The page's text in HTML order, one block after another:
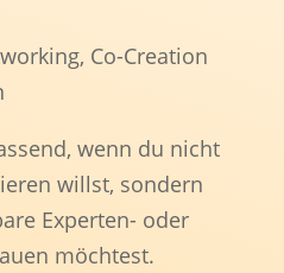
Co-Creation
wenn du nicht
willst, sondern
Experten- oder
möchtest.